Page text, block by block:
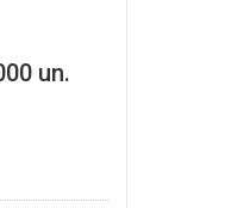
un.